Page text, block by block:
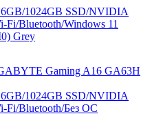
1024GB SSD/NVIDIA
Fi/Bluetooth/Windows 11
Grey
Gaming A16 GA63H
1024GB SSD/NVIDIA
Fi/Bluetooth/Без ОС